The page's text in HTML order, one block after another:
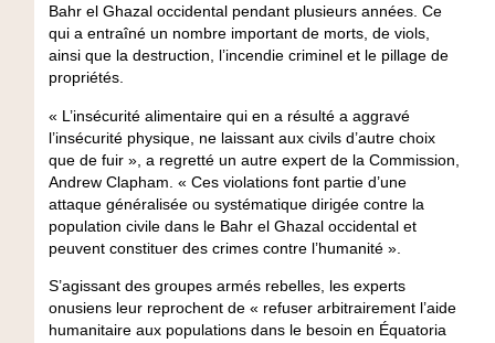
Bahr el Ghazal occidental pendant plusieurs années. Ce
qui a entraîné un nombre important de morts, de viols,
ainsi que la destruction, l’incendie criminel et le pillage de
propriétés.
« L’insécurité alimentaire qui en a résulté a aggravé
l’insécurité physique, ne laissant aux civils d’autre choix
que de fuir », a regretté un autre expert de la Commission,
Andrew Clapham. « Ces violations font partie d’une
attaque généralisée ou systématique dirigée contre la
population civile dans le Bahr el Ghazal occidental et
peuvent constituer des crimes contre l’humanité ».
S’agissant des groupes armés rebelles, les experts
onusiens leur reprochent de « refuser arbitrairement l’aide
humanitaire aux populations dans le besoin en Équatoria